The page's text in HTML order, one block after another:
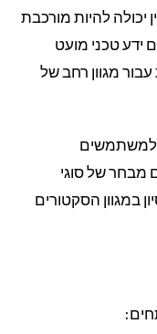
יכולה להיות מורכבת
ידע טכני מועט
עבור מגוון רחב של
למשתמשים
מבחר של סוגי
במגוון הסקטורים